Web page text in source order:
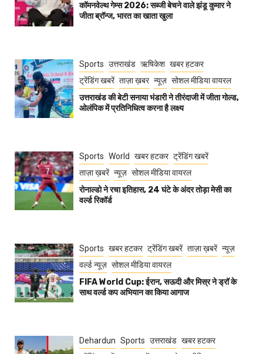
कॉमनवेल्थ गेम्स 2026: सब्जी बेचने वाले झंडू कुमार ने
जीता ब्रॉन्ज, भारत का खाता खुला
Sports उत्तराखंड ऋषिकेश खबर हटकर
ट्रेंडिंग खबरें ताज़ा ख़बर न्यूज़ सोशल मीडिया वायरल
उत्तराखंड की बेटी सनाया भंडारी ने तीरंदाजी में जीता गोल्ड,
ओलंपिक में प्रतिनिधित्व करना है लक्ष्य
Sports World खबर हटकर ट्रेंडिंग खबरें
ताज़ा ख़बरें न्यूज़ सोशल मीडिया वायरल
रोनाल्डो ने रचा इतिहास, 24 घंटे के अंदर तोड़ा मेसी का
वर्ल्ड रिकॉर्ड
Sports खबर हटकर ट्रेंडिंग खबरें ताज़ा ख़बरें न्यूज़
वर्ल्ड न्यूज़ सोशल मीडिया वायरल
FIFA World Cup: ईरान, सऊदी और मिस्र ने ड्रॉ के
साथ वर्ल्ड कप अभियान का किया आगाज
Dehardun Sports उत्तराखंड खबर हटकर